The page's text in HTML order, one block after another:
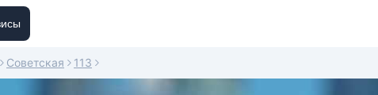
Советская 113